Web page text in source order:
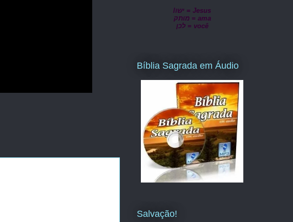
lישו = Jesus
מותק = ama
לכן = você
Bíblia Sagrada em Áudio
Salvação!